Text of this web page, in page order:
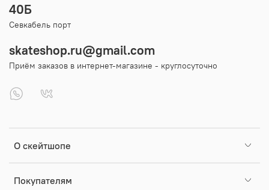
О скейтшопе
Покупателям
40Б
Севкабель порт
skateshop.ru@gmail.com
Приём заказов в интернет-магазине - круглосуточно